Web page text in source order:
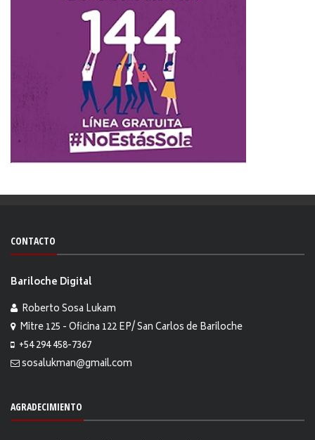
CONTACTO
Bariloche Digital
Roberto Sosa Lukam
Mitre 125 - Oficina 122 EP/ San Carlos de Bariloche
+54 294 458-7367
sosalukman@gmail.com
AGRADECIMIENTO